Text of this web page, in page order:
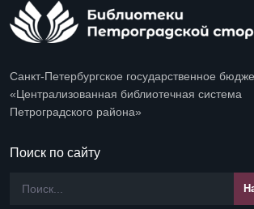
Санкт-Петербургское государственное
«Централизованная библиотечная система
Петроградского района»
Поиск по сайту